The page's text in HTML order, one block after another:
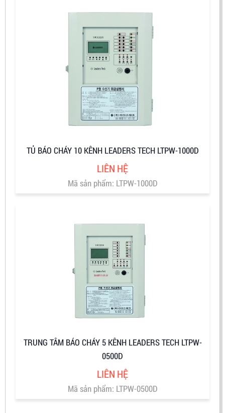
TỦ BÁO CHÁY 10 KÊNH LEADERS TECH LTPW-1000D
LIÊN HỆ
Mã sản phẩm: LTPW-1000D
TRUNG TÂM BÁO CHÁY 5 KÊNH LEADERS TECH LTPW-
0500D
LIÊN HỆ
Mã sản phẩm: LTPW-0500D